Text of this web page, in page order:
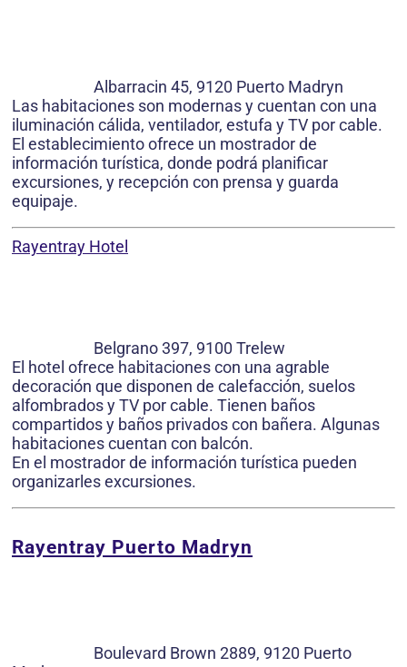
Albarracin 45, 9120 Puerto Madryn
Las habitaciones son modernas y cuentan con una
iluminación cálida, ventilador, estufa y TV por cable.
El establecimiento ofrece un mostrador de
información turística, donde podrá planificar
excursiones, y recepción con prensa y guarda
equipaje.
Rayentray Hotel
Belgrano 397, 9100 Trelew
El hotel ofrece habitaciones con una agrable
decoración que disponen de calefacción, suelos
alfombrados y TV por cable. Tienen baños
compartidos y baños privados con bañera. Algunas
habitaciones cuentan con balcón.
En el mostrador de información turística pueden
organizarles excursiones.
Rayentray Puerto Madryn
Boulevard Brown 2889, 9120 Puerto